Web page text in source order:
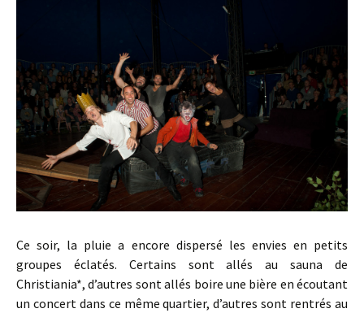
Ce soir, la pluie a encore dispersé les envies en petits
groupes éclatés. Certains sont allés au sauna de
Christiania*, d’autres sont allés boire une bière en écoutant
un concert dans ce même quartier, d’autres sont rentrés au